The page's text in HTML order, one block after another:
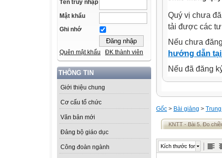
Tên truy nhập
Mật khẩu
Ghi nhớ
Quên mật khẩu ĐK thành viên
THÔNG TIN
Giới thiệu chung
Cơ cấu tổ chức
Văn bản mới
Đảng bộ giáo dục
Công đoàn ngành
Quý vị chưa
tải được các
Nếu chưa
hướng dẫn
Nếu đã đăng
Gốc > Bài giảng >
KNTT - Bài 5. Đo
Kích thước font